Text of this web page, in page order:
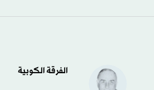
الفرقة الكوبية